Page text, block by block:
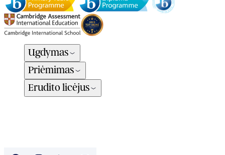
Ugdymas
Priėmimas
Erudito licėjus